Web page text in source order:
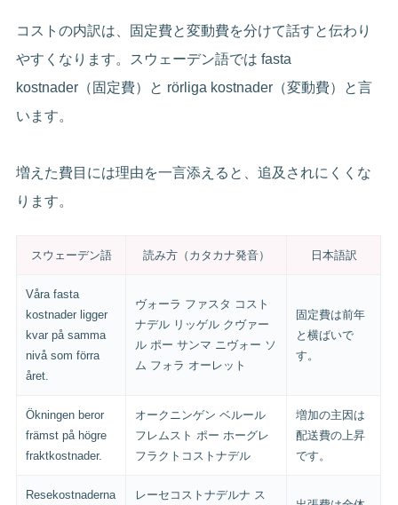
コストの内訳は、固定費と変動費を分けて話すと伝わり
やすくなります。スウェーデン語では fasta
kostnader（固定費）と rörliga kostnader（変動費）と言
います。
増えた費目には理由を一言添えると、追及されにくくな
ります。
スウェーデン語 読み方（カタカナ発音） 日本語訳
Våra fasta
kostnader ligger
kvar på samma
nivå som förra
året.
ヴォーラ ファスタ コスト
ナデル リッゲル クヴァー
ル ポー サンマ ニヴォー ソ
ム フォラ オーレット
固定費は前年
と横ばいで
す。
Ökningen beror
främst på högre
fraktkostnader.
オークニンゲン ベルール
フレムスト ポー ホーグレ
フラクトコストナデル
増加の主因は
配送費の上昇
です。
Resekostnaderna レーセコストナデルナ ス